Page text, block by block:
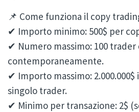
📌 Come funziona il copy
✔ Importo minimo: 500$ per
✔ Numero massimo: 100 trader
contemporaneamente.
✔ Importo massimo:
singolo trader.
✔ Minimo per transazione: 2$